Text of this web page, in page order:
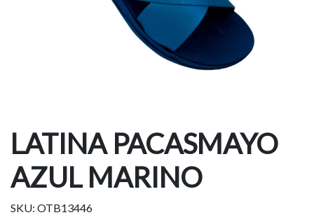
LATINA PACASMAYO
AZUL MARINO
SKU: OTB13446